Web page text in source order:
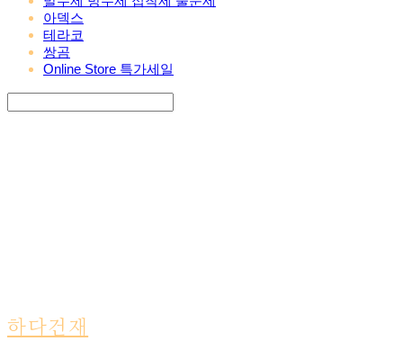
아덱스
테라코
쌍곰
Online Store 특가세일
하다건재